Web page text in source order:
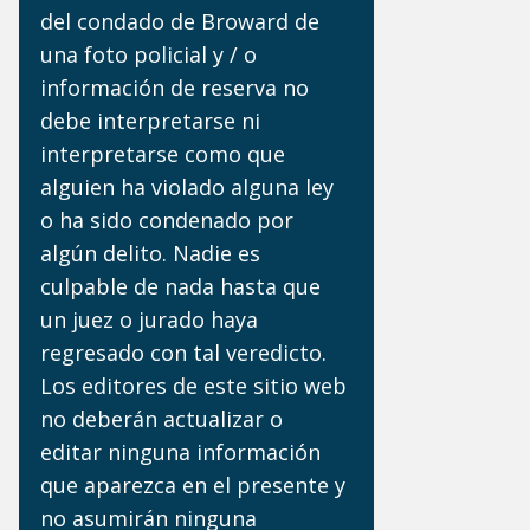
del condado de Broward de
una foto policial y / o
información de reserva no
debe interpretarse ni
interpretarse como que
alguien ha violado alguna ley
o ha sido condenado por
algún delito. Nadie es
culpable de nada hasta que
un juez o jurado haya
regresado con tal veredicto.
Los editores de este sitio web
no deberán actualizar o
editar ninguna información
que aparezca en el presente y
no asumirán ninguna